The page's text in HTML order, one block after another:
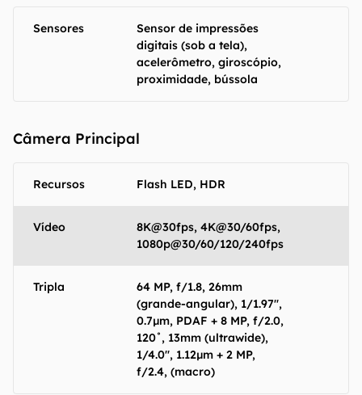
Sensores
Sensor de impressões
digitais (sob a tela),
acelerômetro, giroscópio,
proximidade, bússola
Câmera Principal
Recursos Flash LED, HDR
Vídeo
8K@30fps, 4K@30/60fps,
1080p@30/60/120/240fps
Tripla
64 MP, f/1.8, 26mm
(grande-angular), 1/1.97",
0.7µm, PDAF + 8 MP, f/2.0,
120˚, 13mm (ultrawide),
1/4.0", 1.12µm + 2 MP,
f/2.4, (macro)